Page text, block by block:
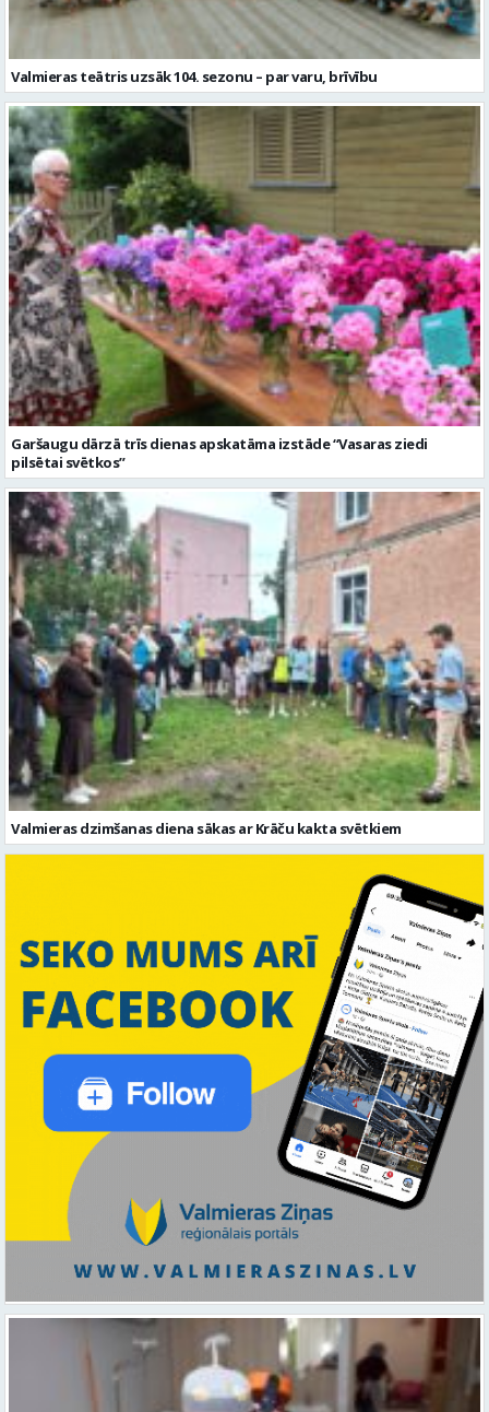
Valmieras teātris uzsāk 104. sezonu – par varu, brīvību
Garšaugu dārzā trīs dienas apskatāma izstāde “Vasaras ziedi
pilsētai svētkos”
Valmieras dzimšanas diena sākas ar Krāču kakta svētkiem